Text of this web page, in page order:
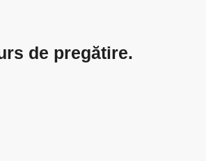
de pregătire.